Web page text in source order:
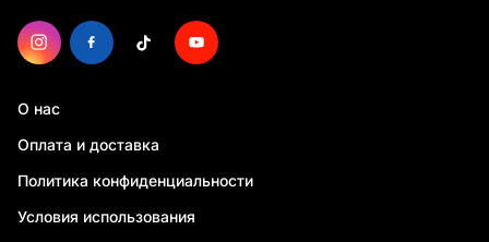
О нас
Оплата и доставка
Политика конфиденциальности
Условия использования